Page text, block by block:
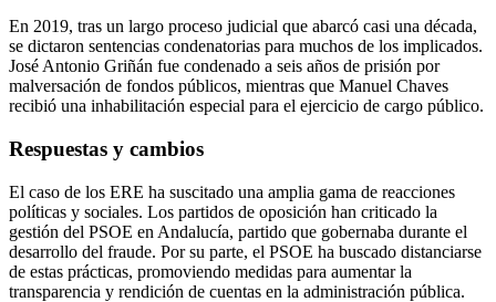
En 2019, tras un largo proceso judicial que abarcó casi una década,
se dictaron sentencias condenatorias para muchos de los implicados.
José Antonio Griñán fue condenado a seis años de prisión por
malversación de fondos públicos, mientras que Manuel Chaves
recibió una inhabilitación especial para el ejercicio de cargo público.
Respuestas y cambios
El caso de los ERE ha suscitado una amplia gama de reacciones
políticas y sociales. Los partidos de oposición han criticado la
gestión del PSOE en Andalucía, partido que gobernaba durante el
desarrollo del fraude. Por su parte, el PSOE ha buscado distanciarse
de estas prácticas, promoviendo medidas para aumentar la
transparencia y rendición de cuentas en la administración pública.